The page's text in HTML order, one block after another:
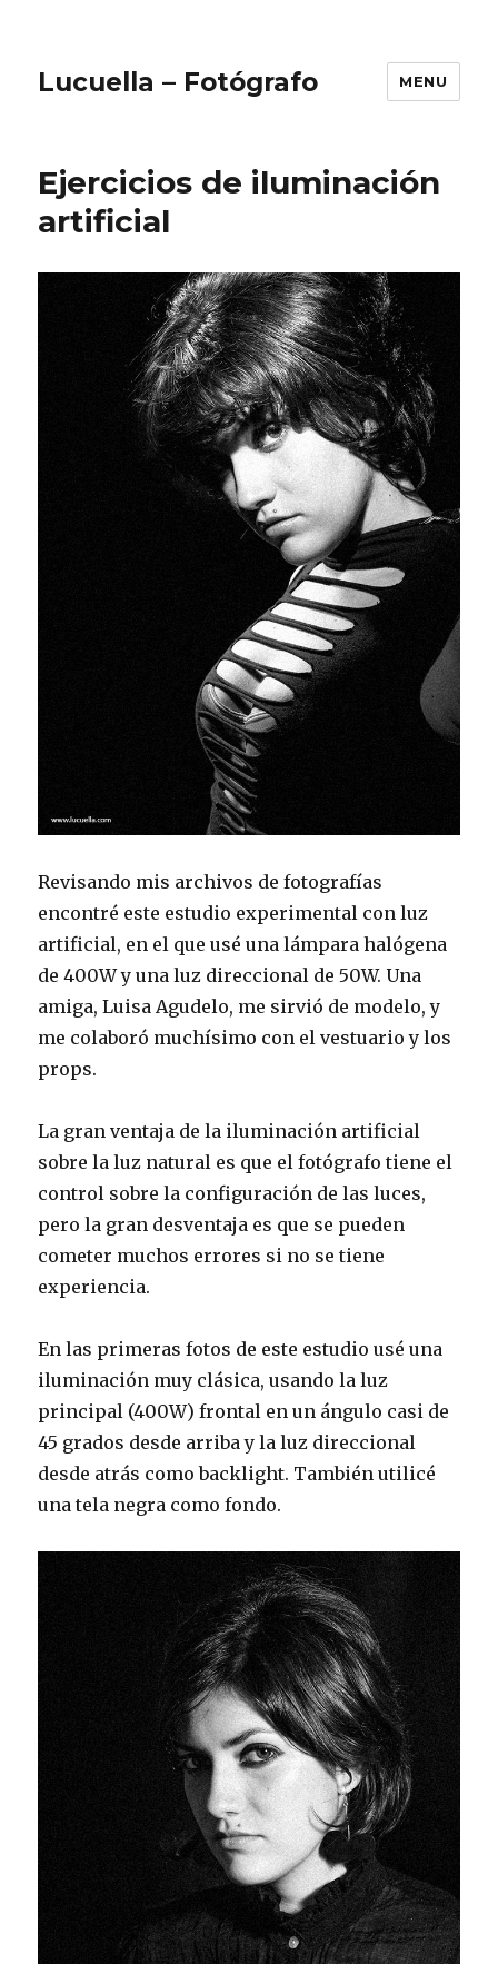
Lucuella – Fotógrafo MENU
Ejercicios de iluminación
artificial
Revisando mis archivos de fotografías
encontré este estudio experimental con luz
artificial, en el que usé una lámpara halógena
de 400W y una luz direccional de 50W. Una
amiga, Luisa Agudelo, me sirvió de modelo, y
me colaboró muchísimo con el vestuario y los
props.
La gran ventaja de la iluminación artificial
sobre la luz natural es que el fotógrafo tiene el
control sobre la configuración de las luces,
pero la gran desventaja es que se pueden
cometer muchos errores si no se tiene
experiencia.
En las primeras fotos de este estudio usé una
iluminación muy clásica, usando la luz
principal (400W) frontal en un ángulo casi de
45 grados desde arriba y la luz direccional
desde atrás como backlight. También utilicé
una tela negra como fondo.